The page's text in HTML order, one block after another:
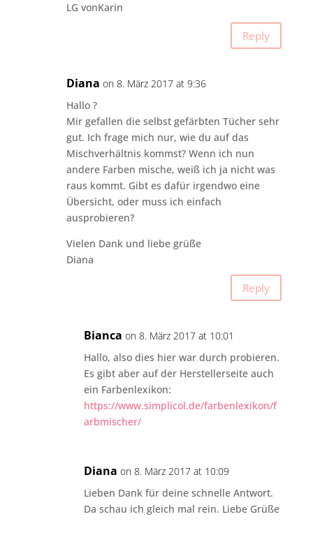
LG vonKarin
Reply
Diana on 8. März 2017 at 9:36
Hallo ?
Mir gefallen die selbst gefärbten Tücher sehr
gut. Ich frage mich nur, wie du auf das
Mischverhältnis kommst? Wenn ich nun
andere Farben mische, weiß ich ja nicht was
raus kommt. Gibt es dafür irgendwo eine
Übersicht, oder muss ich einfach
ausprobieren?
Vielen Dank und liebe grüße
Diana
Reply
Bianca on 8. März 2017 at 10:01
Hallo, also dies hier war durch probieren.
Es gibt aber auf der Herstellerseite auch
ein Farbenlexikon:
https://www.simplicol.de/farbenlexikon/f
arbmischer/
Diana on 8. März 2017 at 10:09
Lieben Dank für deine schnelle Antwort.
Da schau ich gleich mal rein. Liebe Grüße